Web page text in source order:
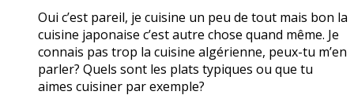
Oui c’est pareil, je cuisine un peu de tout mais bon la
cuisine japonaise c’est autre chose quand même. Je
connais pas trop la cuisine algérienne, peux-tu m’en
parler? Quels sont les plats typiques ou que tu
aimes cuisiner par exemple?